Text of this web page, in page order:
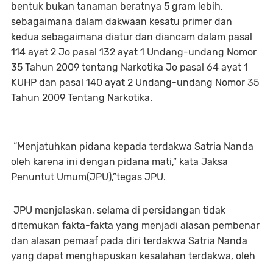
bentuk bukan tanaman beratnya 5 gram lebih,
sebagaimana dalam dakwaan kesatu primer dan
kedua sebagaimana diatur dan diancam dalam pasal
114 ayat 2 Jo pasal 132 ayat 1 Undang-undang Nomor
35 Tahun 2009 tentang Narkotika Jo pasal 64 ayat 1
KUHP dan pasal 140 ayat 2 Undang-undang Nomor 35
Tahun 2009 Tentang Narkotika.
“Menjatuhkan pidana kepada terdakwa Satria Nanda
oleh karena ini dengan pidana mati,” kata Jaksa
Penuntut Umum(JPU),”tegas JPU.
JPU menjelaskan, selama di persidangan tidak
ditemukan fakta-fakta yang menjadi alasan pembenar
dan alasan pemaaf pada diri terdakwa Satria Nanda
yang dapat menghapuskan kesalahan terdakwa, oleh